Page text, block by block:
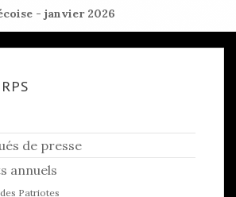
- janvier 2026
de presse
annuels
Patriotes